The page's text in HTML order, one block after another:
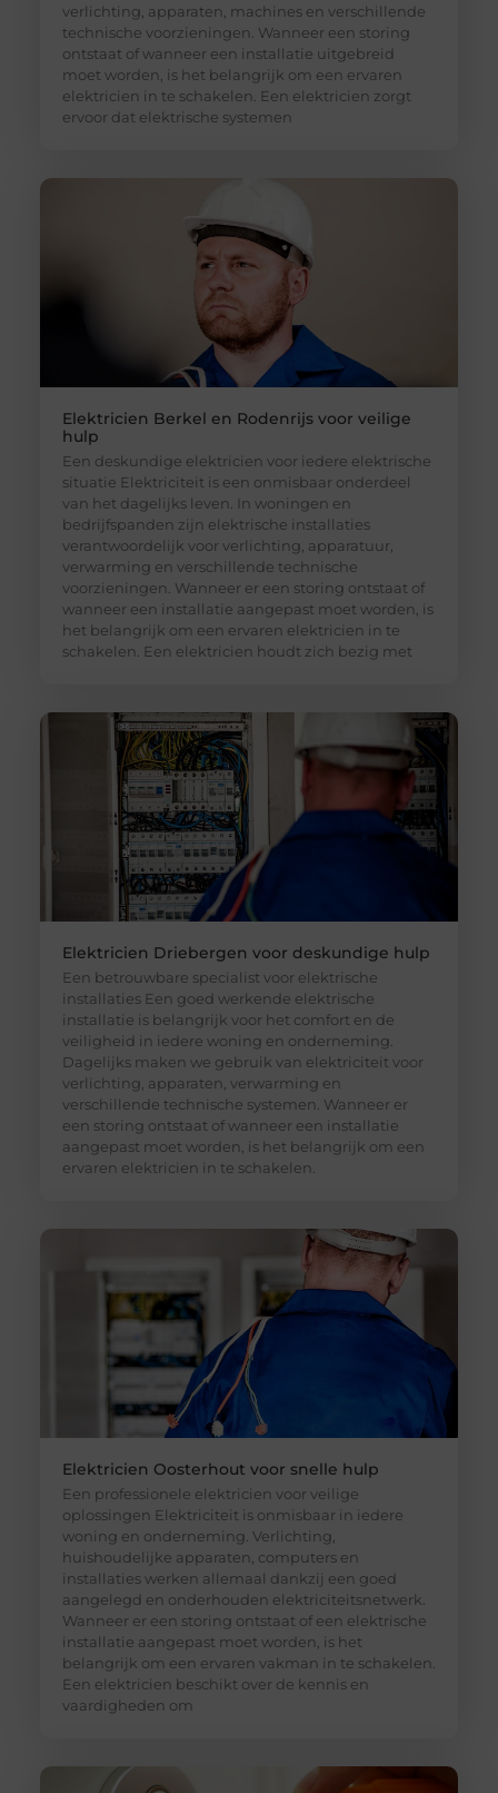
verlichting, apparaten, machines en verschillende
technische voorzieningen. Wanneer een storing
ontstaat of wanneer een installatie uitgebreid
moet worden, is het belangrijk om een ervaren
elektricien in te schakelen. Een elektricien zorgt
ervoor dat elektrische systemen
Elektricien Berkel en Rodenrijs voor veilige
hulp
Een deskundige elektricien voor iedere elektrische
situatie Elektriciteit is een onmisbaar onderdeel
van het dagelijks leven. In woningen en
bedrijfspanden zijn elektrische installaties
verantwoordelijk voor verlichting, apparatuur,
verwarming en verschillende technische
voorzieningen. Wanneer er een storing ontstaat of
wanneer een installatie aangepast moet worden, is
het belangrijk om een ervaren elektricien in te
schakelen. Een elektricien houdt zich bezig met
Elektricien Driebergen voor deskundige hulp
Een betrouwbare specialist voor elektrische
installaties Een goed werkende elektrische
installatie is belangrijk voor het comfort en de
veiligheid in iedere woning en onderneming.
Dagelijks maken we gebruik van elektriciteit voor
verlichting, apparaten, verwarming en
verschillende technische systemen. Wanneer er
een storing ontstaat of wanneer een installatie
aangepast moet worden, is het belangrijk om een
ervaren elektricien in te schakelen.
Elektricien Oosterhout voor snelle hulp
Een professionele elektricien voor veilige
oplossingen Elektriciteit is onmisbaar in iedere
woning en onderneming. Verlichting,
huishoudelijke apparaten, computers en
installaties werken allemaal dankzij een goed
aangelegd en onderhouden elektriciteitsnetwerk.
Wanneer er een storing ontstaat of een elektrische
installatie aangepast moet worden, is het
belangrijk om een ervaren vakman in te schakelen.
Een elektricien beschikt over de kennis en
vaardigheden om